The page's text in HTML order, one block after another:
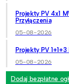
Projekty PV 4x1
Przyłączenia
05-08-2026
Projekty PV
05-08-2026
Dodaj bezpłatne